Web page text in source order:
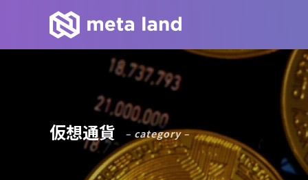
仮想通貨 – category –